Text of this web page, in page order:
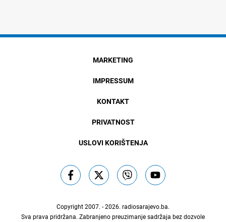
MARKETING
IMPRESSUM
KONTAKT
PRIVATNOST
USLOVI KORIŠTENJA
Copyright 2007. - 2026. radiosarajevo.ba.
Sva prava pridržana. Zabranjeno preuzimanje sadržaja bez dozvole